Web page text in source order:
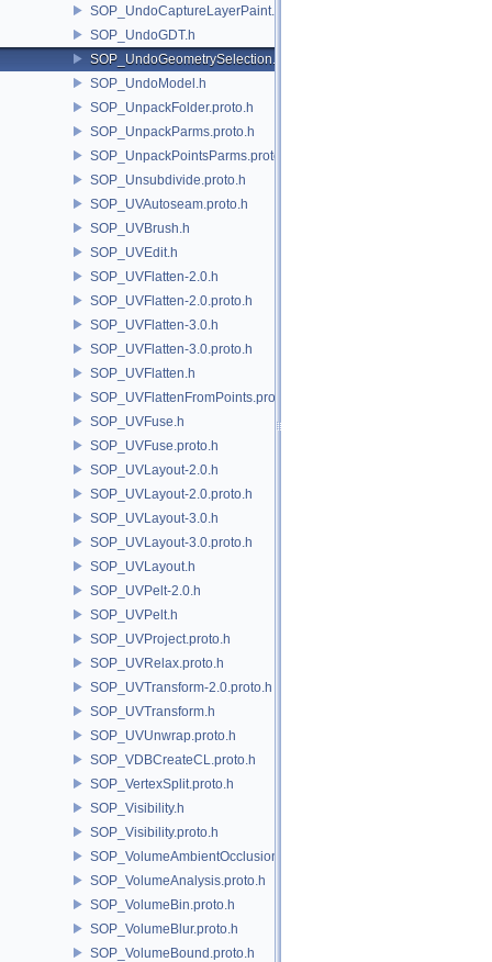
SOP_UndoCaptureLayerPaint.h
SOP_UndoGDT.h
SOP_UndoGeometrySelection.h
SOP_UndoModel.h
SOP_UnpackFolder.proto.h
SOP_UnpackParms.proto.h
SOP_UnpackPointsParms.proto.h
SOP_Unsubdivide.proto.h
SOP_UVAutoseam.proto.h
SOP_UVBrush.h
SOP_UVEdit.h
SOP_UVFlatten-2.0.h
SOP_UVFlatten-2.0.proto.h
SOP_UVFlatten-3.0.h
SOP_UVFlatten-3.0.proto.h
SOP_UVFlatten.h
SOP_UVFlattenFromPoints.proto.h
SOP_UVFuse.h
SOP_UVFuse.proto.h
SOP_UVLayout-2.0.h
SOP_UVLayout-2.0.proto.h
SOP_UVLayout-3.0.h
SOP_UVLayout-3.0.proto.h
SOP_UVLayout.h
SOP_UVPelt-2.0.h
SOP_UVPelt.h
SOP_UVProject.proto.h
SOP_UVRelax.proto.h
SOP_UVTransform-2.0.proto.h
SOP_UVTransform.h
SOP_UVUnwrap.proto.h
SOP_VDBCreateCL.proto.h
SOP_VertexSplit.proto.h
SOP_Visibility.h
SOP_Visibility.proto.h
SOP_VolumeAmbientOcclusion.proto.h
SOP_VolumeAnalysis.proto.h
SOP_VolumeBin.proto.h
SOP_VolumeBlur.proto.h
SOP_VolumeBound.proto.h